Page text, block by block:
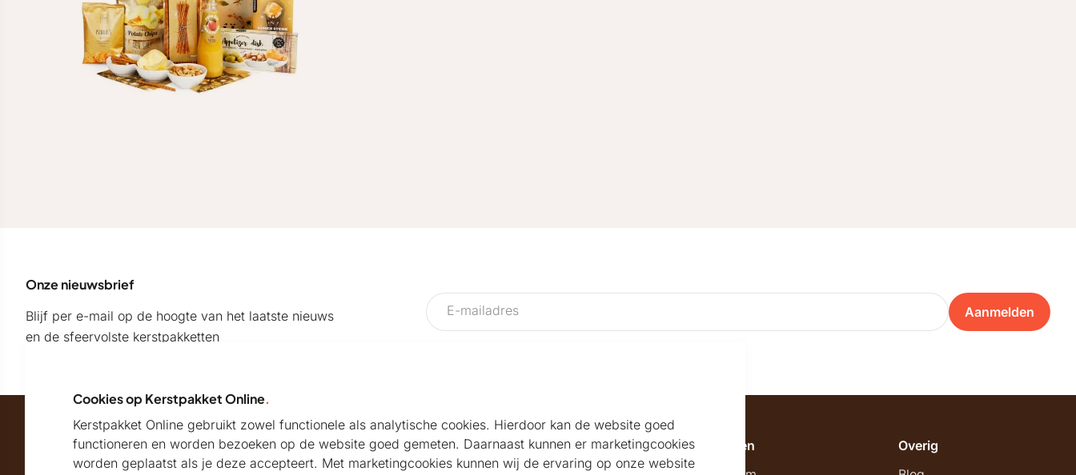
Onze nieuwsbrief
Blijf per e-mail op de hoogte van het laatste nieuws
en de sfeervolste kerstpakketten
Aanmelden
Maatschappelijk partner van
Helpdesk
Algemeen
Overig
Cookies op Kerstpakket Online.
Kerstpakket Online gebruikt zowel functionele als analytische cookies. Hierdoor kan de website goed
functioneren en worden bezoeken op de website goed gemeten. Daarnaast kunnen er marketingcookies
worden geplaatst als je deze accepteert. Met marketingcookies kunnen wij de ervaring op onze website